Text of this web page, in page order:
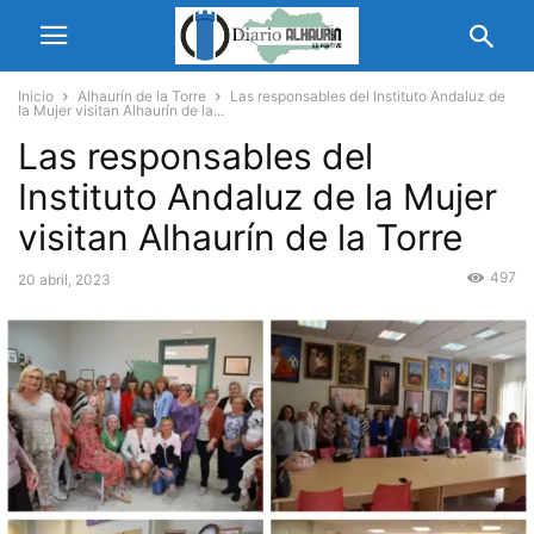
Inicio Alhaurín de la Torre
Las responsables del Instituto Andaluz de
la Mujer visitan Alhaurín de la...
Las responsables del
Instituto Andaluz de la Mujer
visitan Alhaurín de la Torre
20 abril, 2023 497